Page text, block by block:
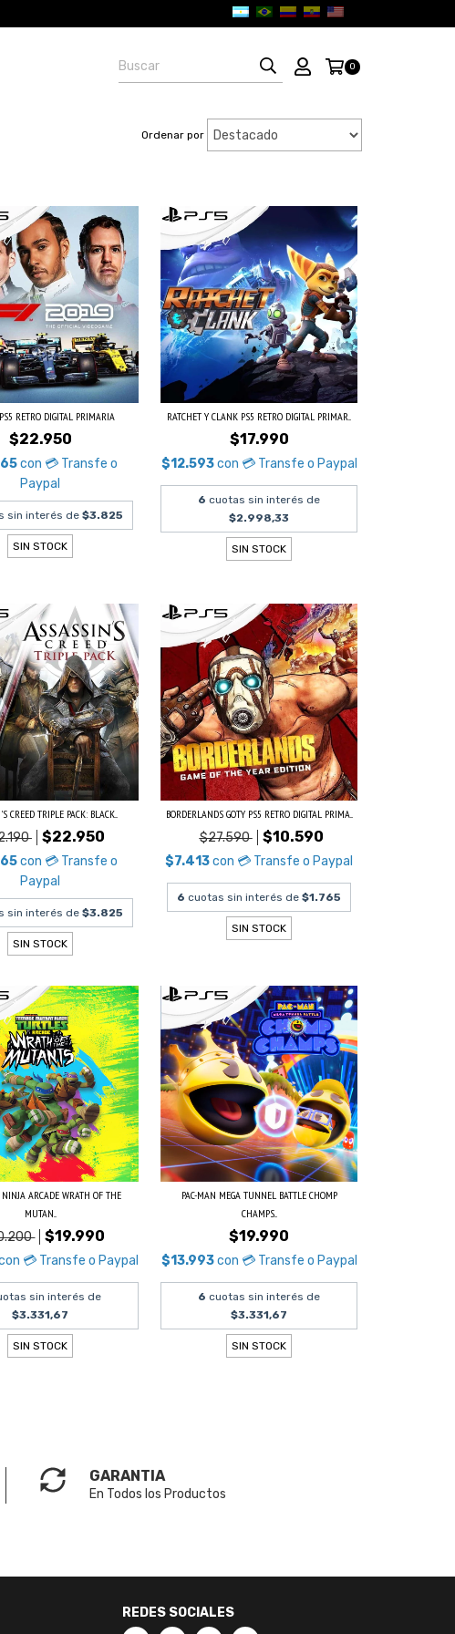
0
Ordenar por
RETRO DIGITAL PRIMARIA
$22.950
con 💳 Transfe o
Paypal
sin interés de$3.825
SIN STOCK
RATCHET Y CLANK PS5 RETRO DIGITAL PRIMAR...
$17.990
$12.593con 💳 Transfe o Paypal
6 cuotas sin interés de
$2.998,33
SIN STOCK
CREED TRIPLE PACK: BLACK...
$22.950
con 💳 Transfe o
Paypal
sin interés de$3.825
SIN STOCK
BORDERLANDS GOTY PS5 RETRO DIGITAL PRIMA...
$27.590 $10.590
$7.413con 💳 Transfe o Paypal
6 cuotas sin interés de$1.765
SIN STOCK
NINJA ARCADE WRATH OF THE
MUTAN...
$19.990
💳 Transfe o Paypal
sin interés de
$3.331,67
SIN STOCK
PAC-MAN MEGA TUNNEL BATTLE CHOMP
CHAMPS...
$19.990
$13.993con 💳 Transfe o Paypal
6 cuotas sin interés de
$3.331,67
SIN STOCK
GARANTIA
En Todos los Productos
REDES SOCIALES